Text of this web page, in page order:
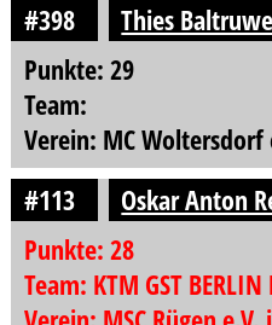
#398
Thies
Punkte: 29
Team:
Verein: MC Woltersdorf
#113
Oskar Anton
Punkte: 28
Team: KTM GST BERLIN